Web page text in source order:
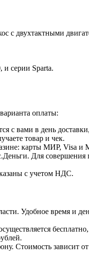
с двухтактными
серии Sparta.
оплаты:
с вами в день
товар и чек.
карты МИР, Visa и
Для
с учетом НДС.
Удобное время и
Стоимость зависит